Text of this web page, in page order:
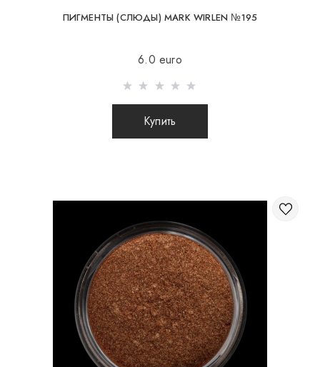
посылки наложенным платежом не отправляются)
Отправка посылок заграницу происходит 2 раза в
При отправке заказа заграницу через
перевозчика, интернет магазин не несет
ответственности за сохранность и целостность
ПИГМЕНТЫ (СЛЮДЫ) MARK WIRLEN №195
6.0 euro
Купить